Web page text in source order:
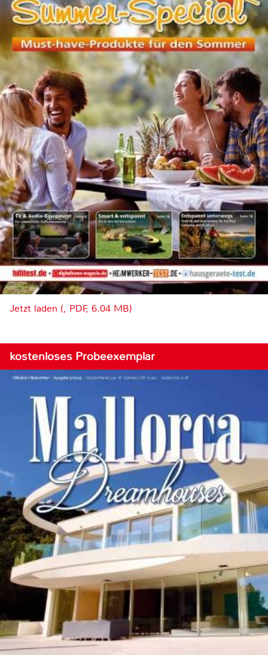
Jetzt laden (, PDF, 6.04 MB)
kostenloses Probeexemplar